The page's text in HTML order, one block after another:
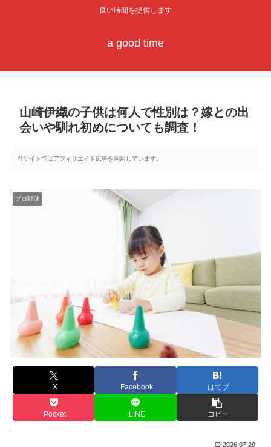
良い時間を提供します
a good time
山崎伊織の子供は何人で性別は？嫁との出
会いや馴れ初めについても調査！
当サイトではアフィリエイト広告を利用しています。
プロ野球
X Facebook はてブ
Pocket LINE コピー
2026.07.29